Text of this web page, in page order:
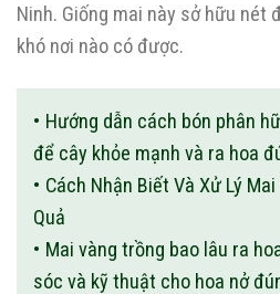
Ninh. Giống mai này sở hữu nét
khó nơi nào có được.
Hướng dẫn cách bón phân
để cây khỏe mạnh và ra hoa
Cách Nhận Biết Và Xử Lý
Quả
Mai vàng trồng bao lâu ra
sóc và kỹ thuật cho hoa nở